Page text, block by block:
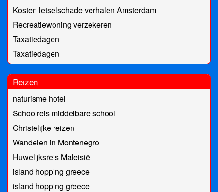
Kosten letselschade verhalen Amsterdam
Recreatiewoning verzekeren
Taxatiedagen
Taxatiedagen
Reizen
naturisme hotel
Schoolreis middelbare school
Christelijke reizen
Wandelen in Montenegro
Huwelijksreis Maleisië
island hopping greece
island hopping greece